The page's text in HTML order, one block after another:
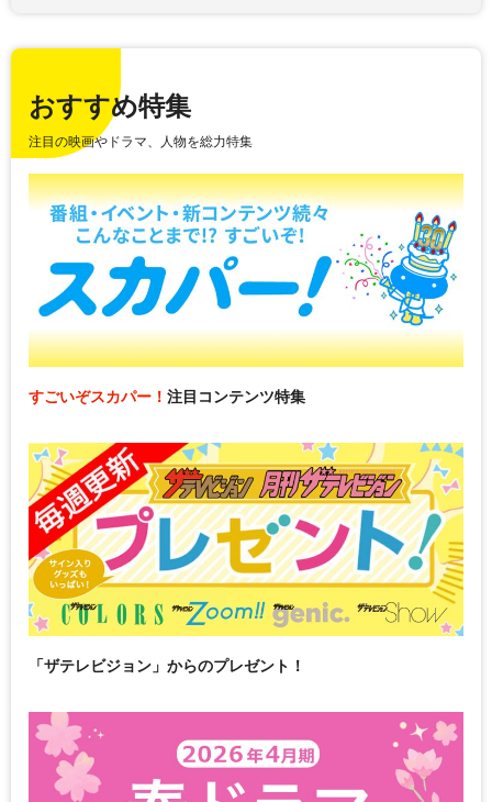
おすすめ特集
注目の映画やドラマ、人物を総力特集
すごいぞスカパー！ 注目コンテンツ特集
「ザテレビジョン」からのプレゼント！